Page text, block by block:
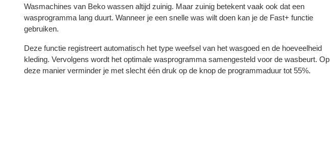
Wasmachines van Beko wassen altijd zuinig. Maar zuinig betekent vaak ook dat een
wasprogramma lang duurt. Wanneer je een snelle was wilt doen kan je de Fast+ functie
gebruiken.
Deze functie registreert automatisch het type weefsel van het wasgoed en de hoeveelheid
kleding. Vervolgens wordt het optimale wasprogramma samengesteld voor de wasbeurt. Op
deze manier verminder je met slecht één druk op de knop de programmaduur tot 55%.